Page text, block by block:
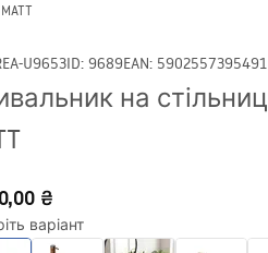
U9653ID: 9689EAN: 5902557395491
на
₴
варіант